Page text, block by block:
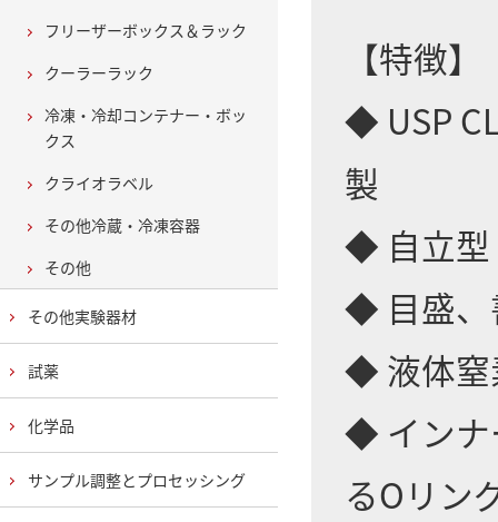
【特徴】
◆ USP
製
◆ 自立型
◆ 目盛、
◆ 液体窒
◆ インナ
るOリン
フリーザーボックス＆ラック
クーラーラック
冷凍・冷却コンテナー・ボッ
クス
クライオラベル
その他冷蔵・冷凍容器
その他
その他実験器材
試薬
化学品
サンプル調整とプロセッシング